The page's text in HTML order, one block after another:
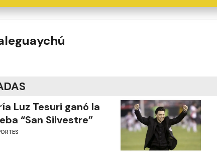
Luz Tesuri ganó la
“San Silvestre”